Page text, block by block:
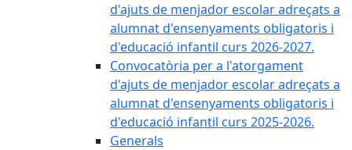
d'ajuts de menjador escolar adreçats a
alumnat d'ensenyaments obligatoris i
d'educació infantil curs 2026-2027.
Convocatòria per a l'atorgament
d'ajuts de menjador escolar adreçats a
alumnat d'ensenyaments obligatoris i
d'educació infantil curs 2025-2026.
Generals